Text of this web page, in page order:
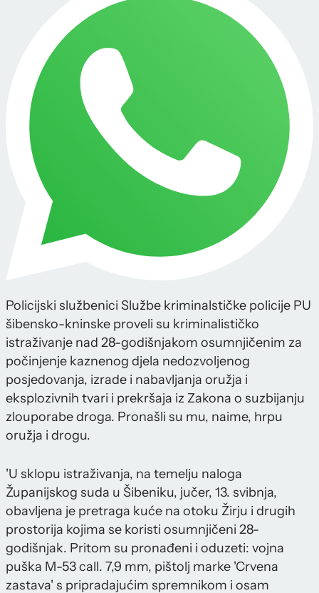
Policijski službenici Službe kriminalstičke policije PU
šibensko-kninske proveli su kriminalističko
istraživanje nad 28-godišnjakom osumnjičenim za
počinjenje kaznenog djela nedozvoljenog
posjedovanja, izrade i nabavljanja oružja i
eksplozivnih tvari i prekršaja iz Zakona o suzbijanju
zlouporabe droga. Pronašli su mu, naime, hrpu
oružja i drogu.
'U sklopu istraživanja, na temelju naloga
Županijskog suda u Šibeniku, jučer, 13. svibnja,
obavljena je pretraga kuće na otoku Žirju i drugih
prostorija kojima se koristi osumnjičeni 28-
godišnjak. Pritom su pronađeni i oduzeti: vojna
puška M-53 call. 7,9 mm, pištolj marke 'Crvena
zastava' s pripradajućim spremnikom i osam